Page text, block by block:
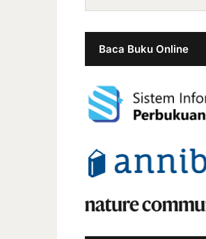
Baca Buku Online